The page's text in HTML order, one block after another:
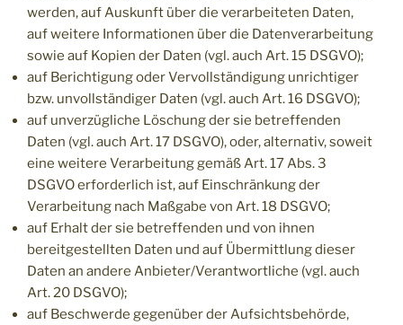
werden, auf Auskunft über die verarbeiteten Daten,
auf weitere Informationen über die Datenverarbeitung
sowie auf Kopien der Daten (vgl. auch Art. 15 DSGVO);
auf Berichtigung oder Vervollständigung unrichtiger
bzw. unvollständiger Daten (vgl. auch Art. 16 DSGVO);
auf unverzügliche Löschung der sie betreffenden
Daten (vgl. auch Art. 17 DSGVO), oder, alternativ, soweit
eine weitere Verarbeitung gemäß Art. 17 Abs. 3
DSGVO erforderlich ist, auf Einschränkung der
Verarbeitung nach Maßgabe von Art. 18 DSGVO;
auf Erhalt der sie betreffenden und von ihnen
bereitgestellten Daten und auf Übermittlung dieser
Daten an andere Anbieter/Verantwortliche (vgl. auch
Art. 20 DSGVO);
auf Beschwerde gegenüber der Aufsichtsbehörde,